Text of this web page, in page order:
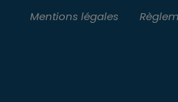
Mentions légales